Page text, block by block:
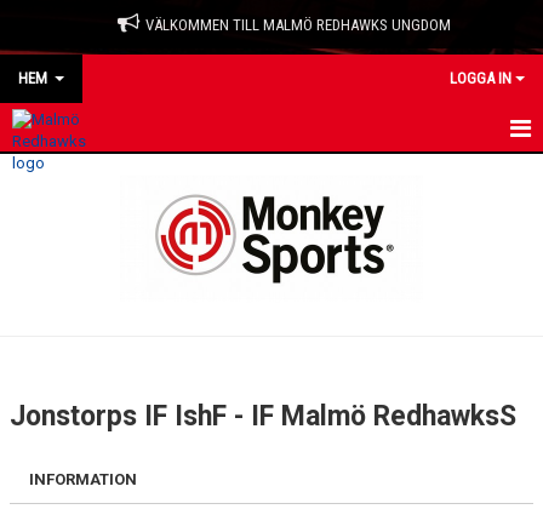
VÄLKOMMEN TILL MALMÖ REDHAWKS UNGDOM
HEM LOGGA IN
HEM
Jonstorps IF IshF - IF Malmö RedhawksS
INFORMATION